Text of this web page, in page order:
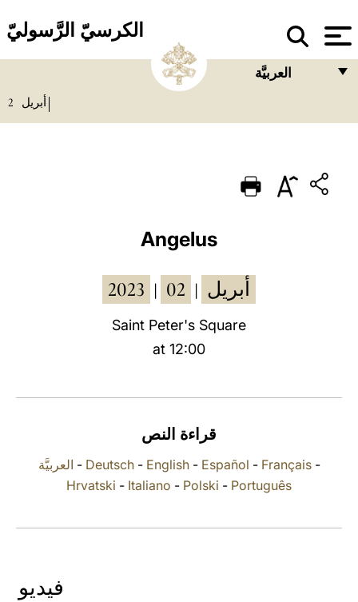
الكرسيّ الرَّسوليّ
العربيَّة
PORTUGUÊS
أبريل 2
Angelus
2023 أبريل 02
Saint Peter's Square
at 12:00
قراءة النص
العربيَّة - Deutsch- English- Español - Français-
Hrvatski - Italiano - Polski - Português
فيديو